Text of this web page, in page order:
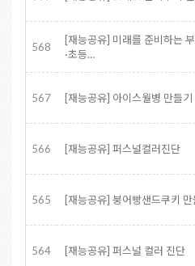
568
[재능공유] 미래를 준비하는
·초등…
567 [재능공유] 아이스월병 만들기
566 [재능공유] 퍼스널컬러진단
565 [재능공유] 붕어빵샌드쿠키 만
564 [재능공유] 퍼스널 컬러 진단